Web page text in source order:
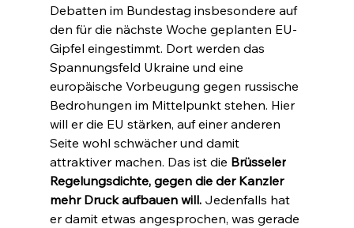
Debatten im Bundestag insbesondere auf
den für die nächste Woche geplanten EU-
Gipfel eingestimmt. Dort werden das
Spannungsfeld Ukraine und eine
europäische Vorbeugung gegen russische
Bedrohungen im Mittelpunkt stehen. Hier
will er die EU stärken, auf einer anderen
Seite wohl schwächer und damit
attraktiver machen. Das ist die Brüsseler
Regelungsdichte, gegen die der Kanzler
mehr Druck aufbauen will. Jedenfalls hat
er damit etwas angesprochen, was gerade